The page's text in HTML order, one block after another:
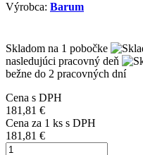
Výrobca: Barum
Skladom na 1 pobočke
nasledujúci pracovný deň
bežne do 2 pracovných dní
Cena s DPH
181,81 €
Cena za 1 ks s DPH
181,81 €